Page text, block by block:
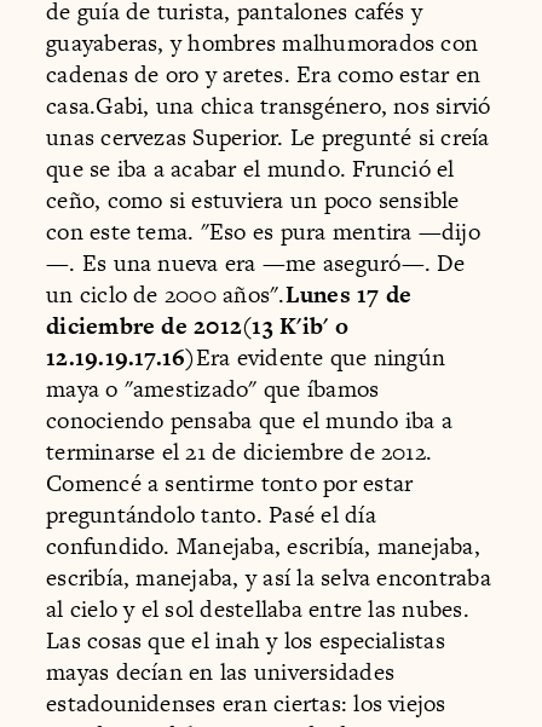
de guía de turista, pantalones cafés y
guayaberas, y hombres malhumorados con
cadenas de oro y aretes. Era como estar en
casa.Gabi, una chica transgénero, nos sirvió
unas cervezas Superior. Le pregunté si creía
que se iba a acabar el mundo. Frunció el
ceño, como si estuviera un poco sensible
con este tema. "Eso es pura mentira —dijo
—. Es una nueva era —me aseguró—. De
un ciclo de 2000 años".Lunes 17 de
diciembre de 2012(13 K'ib' o
12.19.19.17.16)Era evidente que ningún
maya o "amestizado" que íbamos
conociendo pensaba que el mundo iba a
terminarse el 21 de diciembre de 2012.
Comencé a sentirme tonto por estar
preguntándolo tanto. Pasé el día
confundido. Manejaba, escribía, manejaba,
escribía, manejaba, y así la selva encontraba
al cielo y el sol destellaba entre las nubes.
Las cosas que el inah y los especialistas
mayas decían en las universidades
estadounidenses eran ciertas: los viejos